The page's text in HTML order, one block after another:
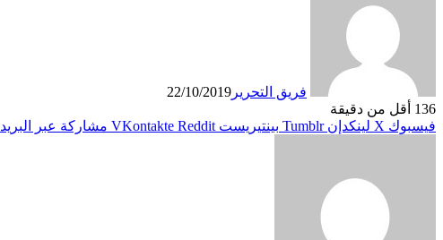
فريق التحرير 22/10/2019
136 أقل من دقيقة
فيسبوك X لينكدإن بينتيريست مشاركة عبر البريد